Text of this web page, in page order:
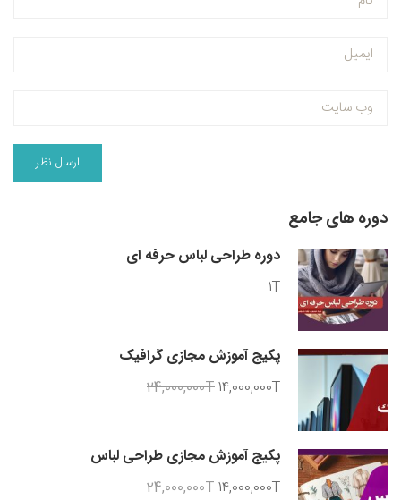
دوره های جامع
دوره طراحی لباس حرفه ای
1T
پکیج آموزش مجازی گرافیک
24,000,000T14,000,000T
پکیج آموزش مجازی طراحی لباس
24,000,000T14,000,000T